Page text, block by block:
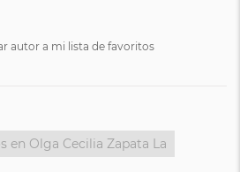
autor a mi lista de favoritos